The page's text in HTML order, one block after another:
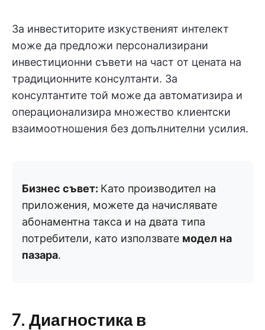
За инвеститорите изкуственият интелект
може да предложи персонализирани
инвестиционни съвети на част от цената на
традиционните консултанти. За
консултантите той може да автоматизира и
операционализира множество клиентски
взаимоотношения без допълнителни усилия.
Бизнес съвет: Като производител на
приложения, можете да начислявате
абонаментна такса и на двата типа
потребители, като използвате модел на
пазара.
7. Диагностика в